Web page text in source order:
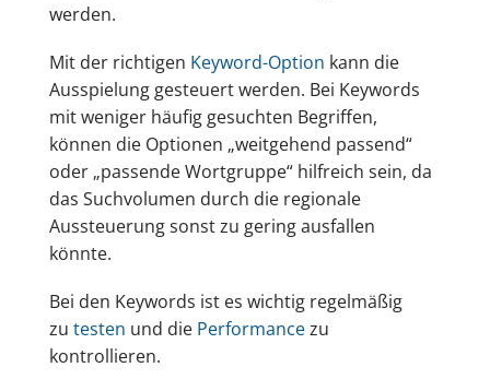
werden.
Mit der richtigen Keyword-Option kann die
Ausspielung gesteuert werden. Bei Keywords
mit weniger häufig gesuchten Begriffen,
können die Optionen „weitgehend passend“
oder „passende Wortgruppe“ hilfreich sein, da
das Suchvolumen durch die regionale
Aussteuerung sonst zu gering ausfallen
könnte.
Bei den Keywords ist es wichtig regelmäßig
zu testen und die Performancezu
kontrollieren.